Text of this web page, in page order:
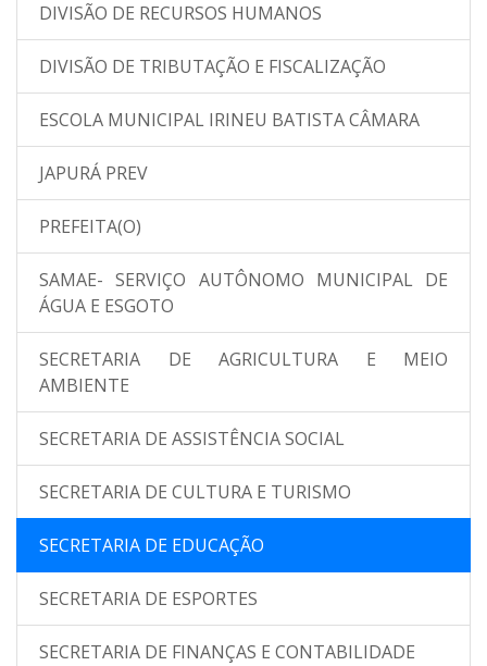
DIVISÃO DE RECURSOS HUMANOS
DIVISÃO DE TRIBUTAÇÃO E FISCALIZAÇÃO
ESCOLA MUNICIPAL IRINEU BATISTA CÂMARA
JAPURÁ PREV
PREFEITA(O)
SAMAE- SERVIÇO AUTÔNOMO MUNICIPAL DE
ÁGUA E ESGOTO
SECRETARIA DE AGRICULTURA E MEIO
AMBIENTE
SECRETARIA DE ASSISTÊNCIA SOCIAL
SECRETARIA DE CULTURA E TURISMO
SECRETARIA DE EDUCAÇÃO
SECRETARIA DE ESPORTES
SECRETARIA DE FINANÇAS E CONTABILIDADE